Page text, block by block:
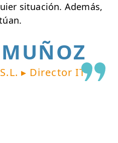
situación. Además,
▸ Director IT